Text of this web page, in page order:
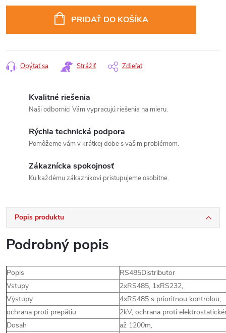
PRIDAŤ DO KOŠÍKA
Opýtať sa Strážiť Zdieľať
Kvalitné riešenia
Naši odborníci Vám vypracujú riešenia na mieru.
Rýchla technická podpora
Pomôžeme vám v krátkej dobe s vašim problémom.
Zákaznícka spokojnosť
Ku každému zákazníkovi pristupujeme osobitne.
Popis produktu
Podrobný popis
Popis
RS485Distributor
Vstupy
2xRS485, 1xRS232,
Výstupy
4xRS485 s prioritnou kontrolou,
ochrana proti prepätiu
2kV, ochrana proti
Dosah
až 1200m,